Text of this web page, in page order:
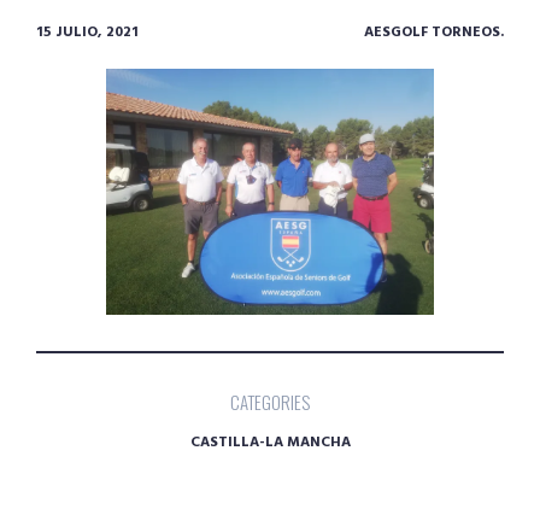
15 JULIO, 2021 AESGOLF TORNEOS.
CATEGORIES
CASTILLA-LA MANCHA